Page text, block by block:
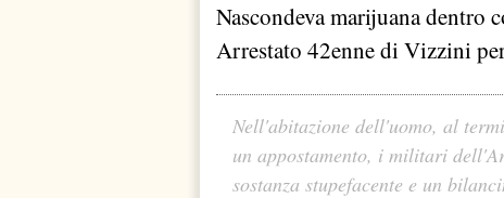
Nascondeva marijuana dentro
Arrestato 42enne di Vizzini
Nell'abitazione dell'uomo, al
un appostamento, i militari
sostanza stupefacente e un